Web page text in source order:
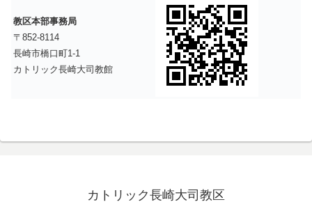
教区本部事務局
〒852-8114
長崎市橋口町1-1
カトリック長崎大司教館
カトリック長崎大司教区